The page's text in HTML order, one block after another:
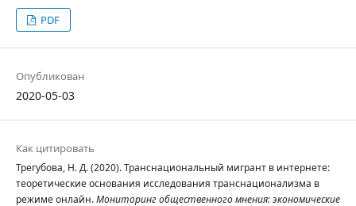
PDF
Опубликован
2020-05-03
Как цитировать
Трегубова, Н. Д. (2020). Транснациональный мигрант в интернете:
теоретические основания исследования транснационализма в
режиме онлайн.Мониторинг общественного мнения: экономические